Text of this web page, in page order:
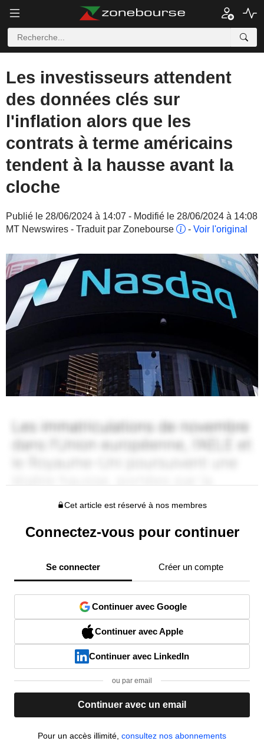
Les investisseurs attendent
des données clés sur
l'inflation alors que les
contrats à terme américains
tendent à la hausse avant la
cloche
Publié le 28/06/2024 à 14:07 - Modifié le 28/06/2024 à 14:08
MT Newswires - Traduit par Zonebourse
- Voir l'original
Cet article est réservé à nos membres
Connectez-vous pour continuer
Se connecter Créer un compte
Continuer avec Google
Continuer avec Apple
Continuer avec LinkedIn
ou par email
Continuer avec un email
Pour un accès illimité, consultez nos abonnements